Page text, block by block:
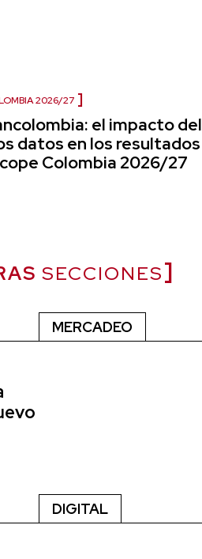
2026/27
el impacto del
datos en los resultados
Colombia 2026/27
SECCIONES
MERCADEO
DIGITAL